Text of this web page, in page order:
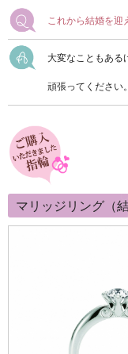
これから結婚を迎
大変なこともある
頑張ってください。
マリッジリング（